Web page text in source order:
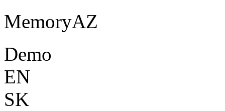
MemoryAZ
Demo
EN
SK